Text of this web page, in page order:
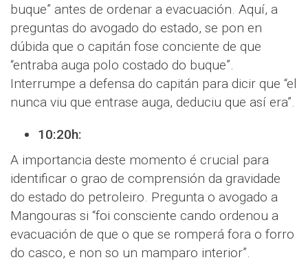
buque” antes de ordenar a evacuación. Aquí, a
preguntas do avogado do estado, se pon en
dúbida que o capitán fose conciente de que
“entraba auga polo costado do buque”.
Interrumpe a defensa do capitán para dicir que “el
nunca viu que entrase auga, deduciu que así era”.
10:20h:
A importancia deste momento é crucial para
identificar o grao de comprensión da gravidade
do estado do petroleiro. Pregunta o avogado a
Mangouras si “foi consciente cando ordenou a
evacuación de que o que se romperá fora o forro
do casco, e non so un mamparo interior”.